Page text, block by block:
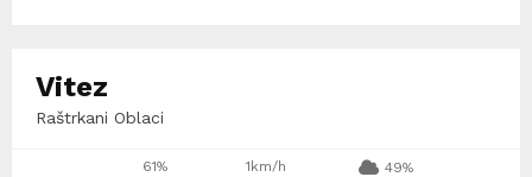
Vitez
Raštrkani Oblaci
61% 1km/h 49%